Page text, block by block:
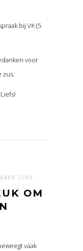
bij VK (5
voor
zus.
2009
OM
vaak